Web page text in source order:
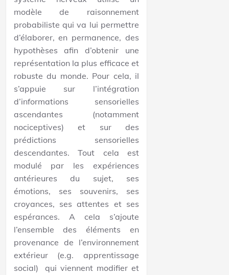
modèle de raisonnement
probabiliste qui va lui permettre
d’élaborer, en permanence, des
hypothèses afin d’obtenir une
représentation la plus efficace et
robuste du monde. Pour cela, il
s’appuie sur l’intégration
d’informations sensorielles
ascendantes (notamment
nociceptives) et sur des
prédictions sensorielles
descendantes. Tout cela est
modulé par les expériences
antérieures du sujet, ses
émotions, ses souvenirs, ses
croyances, ses attentes et ses
espérances. A cela s’ajoute
l’ensemble des éléments en
provenance de l’environnement
extérieur (e.g. apprentissage
social) qui viennent modifier et